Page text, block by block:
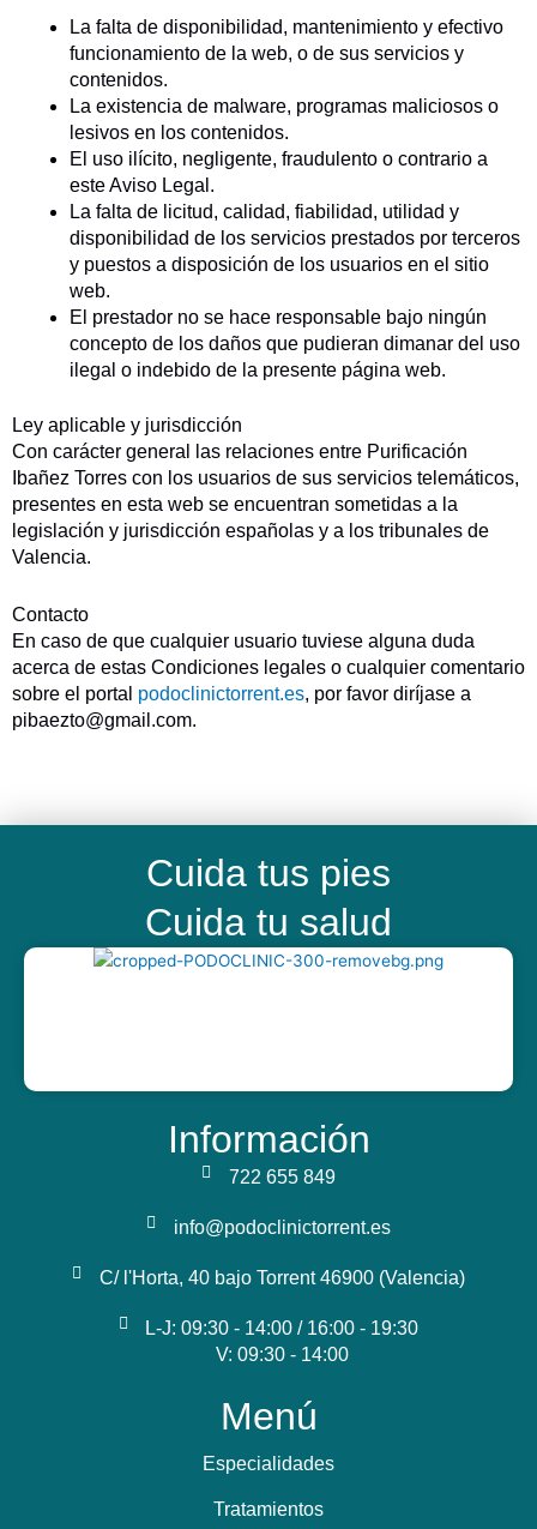
La falta de disponibilidad, mantenimiento y efectivo
funcionamiento de la web, o de sus servicios y
contenidos.
La existencia de malware, programas maliciosos o
lesivos en los contenidos.
El uso ilícito, negligente, fraudulento o contrario a
este Aviso Legal.
La falta de licitud, calidad, fiabilidad, utilidad y
disponibilidad de los servicios prestados por terceros
y puestos a disposición de los usuarios en el sitio
web.
El prestador no se hace responsable bajo ningún
concepto de los daños que pudieran dimanar del uso
ilegal o indebido de la presente página web.
Ley aplicable y jurisdicción
Con carácter general las relaciones entre Purificación
Ibañez Torres con los usuarios de sus servicios telemáticos,
presentes en esta web se encuentran sometidas a la
legislación y jurisdicción españolas y a los tribunales de
Valencia.
Contacto
En caso de que cualquier usuario tuviese alguna duda
acerca de estas Condiciones legales o cualquier comentario
sobre el portal podoclinictorrent.es, por favor diríjase a
pibaezto@gmail.com.
Información
722 655 849
info@podoclinictorrent.es
C/ l'Horta, 40 bajo Torrent 46900 (Valencia)
L-J: 09:30 - 14:00 / 16:00 - 19:30
V: 09:30 - 14:00
Cuida tus pies
Cuida tu salud
Menú
Especialidades
Tratamientos